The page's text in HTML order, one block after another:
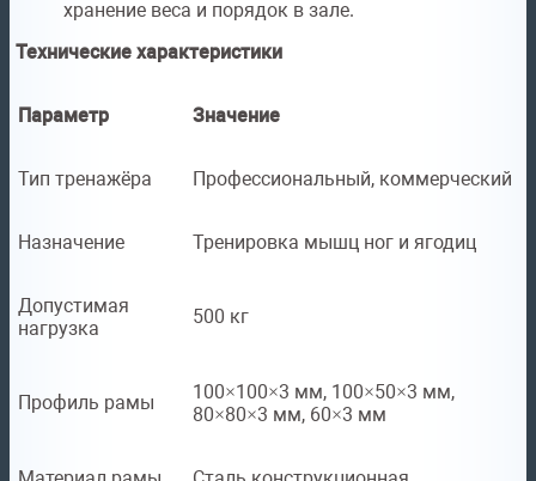
хранение веса и порядок в зале.
Технические характеристики
Параметр Значение
Тип тренажёра Профессиональный, коммерческий
Назначение Тренировка мышц ног и ягодиц
Допустимая
нагрузка
500 кг
Профиль рамы
100×100×3 мм, 100×50×3 мм,
80×80×3 мм, 60×3 мм